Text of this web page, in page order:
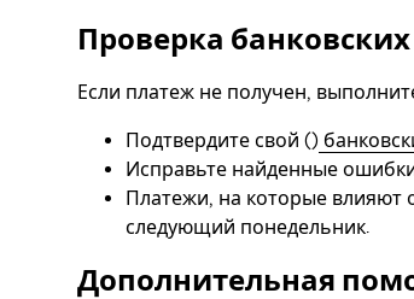
Проверка
Если платеж не получен,
Подтвердите свой ()
Исправьте найденные
Платежи, на которые влияют
следующий понедельник.
Дополнительная